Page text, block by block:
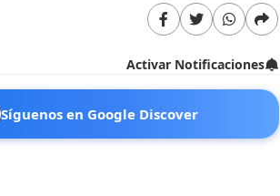
Activar Notificaciones
Síguenos en Google Discover